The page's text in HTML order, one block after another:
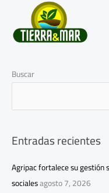
Buscar
Entradas recientes
Agripac fortalece su gestión
socialesagosto 7, 2026